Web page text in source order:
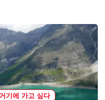
기에 가고 싶다